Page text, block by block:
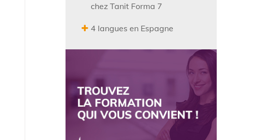
chez Tanit Forma 7
4 langues en Espagne